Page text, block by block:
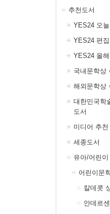
추천도서
YES24 오
YES24 편
YES24 올
국내문학상
해외문학상
대한민국학
도서
미디어 추천
세종도서
유아/어린이
어린이문
칼데콧
안데르